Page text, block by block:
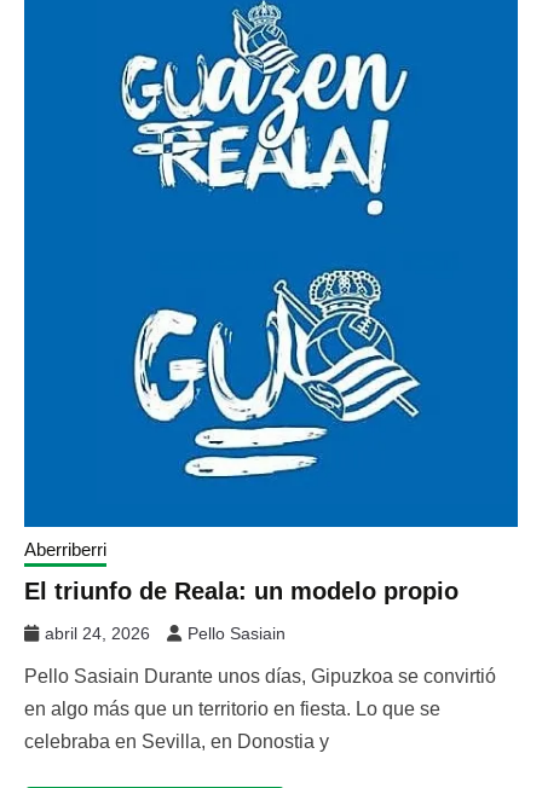
Aberriberri
El triunfo de Reala: un modelo propio
abril 24, 2026 Pello Sasiain
Pello Sasiain Durante unos días, Gipuzkoa se convirtió
en algo más que un territorio en fiesta. Lo que se
celebraba en Sevilla, en Donostia y